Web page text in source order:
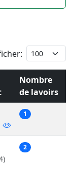
Nombre
de lavoirs
1
2